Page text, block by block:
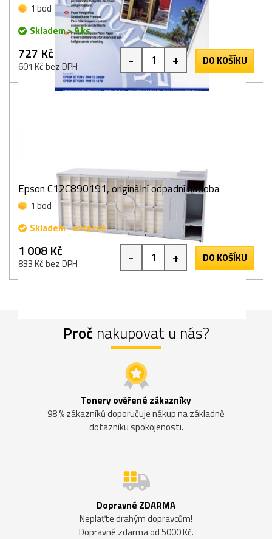
1 bod
Skladem > 9 ks
727 Kč
601 Kč bez DPH - + DO KOŠÍKU
Epson C12C890191, originální odpadní nádoba
1 bod
Skladem - externě
1 008 Kč
833 Kč bez DPH - + DO KOŠÍKU
Proč nakupovat u nás?
Tonery ověřené zákazníky
98 % zákazníků doporučuje nákup na základně
dotazníku spokojenosti.
Dopravné ZDARMA
Neplaťte drahým dopravcům!
Dopravné zdarma od 5000 Kč.